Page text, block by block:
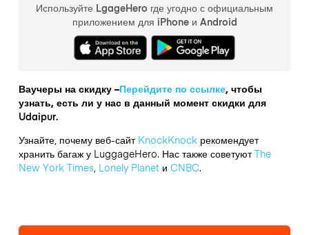
Используйте LgageHero где угодно с официальным
приложением для iPhone и Android
Ваучеры на скидку –Перейдите по ссылке, чтобы
узнать, есть ли у нас в данный момент скидки для
Udaipur.
Узнайте, почему веб-сайт KnockKnockрекомендует
хранить багаж у LuggageHero. Нас также советуютThe
New York Times, Lonely Planetи CNBC.